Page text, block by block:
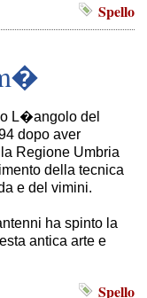
Spello
L�angolo del
dopo aver
Regione Umbria
della tecnica
e del vimini.
ha spinto la
antica arte e
Spello